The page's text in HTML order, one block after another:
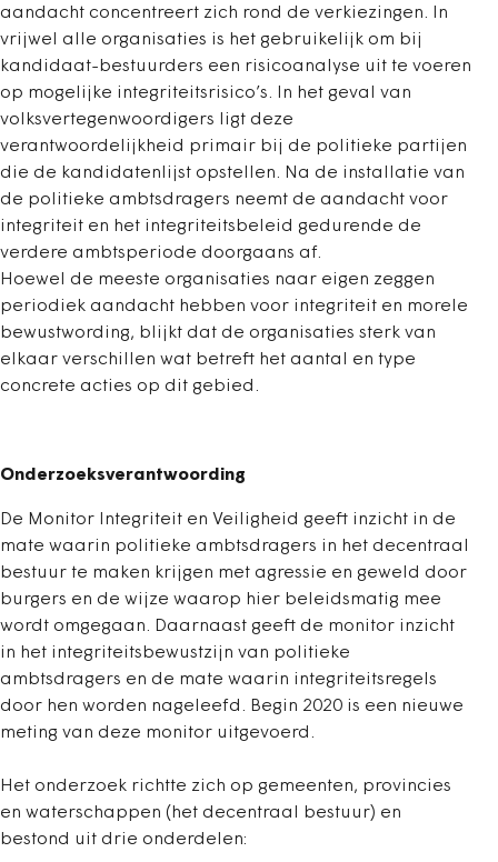
aandacht concentreert zich rond de verkiezingen. In
vrijwel alle organisaties is het gebruikelijk om bij
kandidaat-bestuurders een risicoanalyse uit te voeren
op mogelijke integriteitsrisico’s. In het geval van
volksvertegenwoordigers ligt deze
verantwoordelijkheid primair bij de politieke partijen
die de kandidatenlijst opstellen. Na de installatie van
de politieke ambtsdragers neemt de aandacht voor
integriteit en het integriteitsbeleid gedurende de
verdere ambtsperiode doorgaans af.
Hoewel de meeste organisaties naar eigen zeggen
periodiek aandacht hebben voor integriteit en morele
bewustwording, blijkt dat de organisaties sterk van
elkaar verschillen wat betreft het aantal en type
concrete acties op dit gebied.
Onderzoeksverantwoording
De Monitor Integriteit en Veiligheid geeft inzicht in de
mate waarin politieke ambtsdragers in het decentraal
bestuur te maken krijgen met agressie en geweld door
burgers en de wijze waarop hier beleidsmatig mee
wordt omgegaan. Daarnaast geeft de monitor inzicht
in het integriteitsbewustzijn van politieke
ambtsdragers en de mate waarin integriteitsregels
door hen worden nageleefd. Begin 2020 is een nieuwe
meting van deze monitor uitgevoerd.
Het onderzoek richtte zich op gemeenten, provincies
en waterschappen (het decentraal bestuur) en
bestond uit drie onderdelen: